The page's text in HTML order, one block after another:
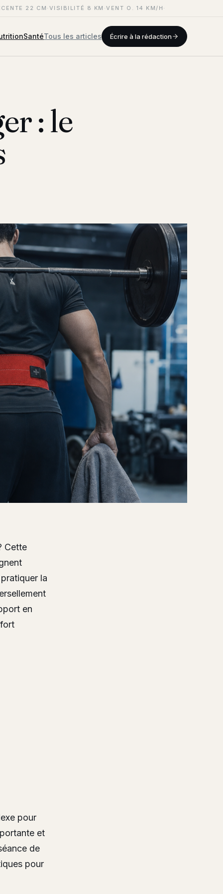
22 CM·VISIBILITÉ 8 KM·VENT O. 14 KM/H·
SantéTous les articles Écrire à la rédaction
: le
Cette
la
en
pour
et
de
pour